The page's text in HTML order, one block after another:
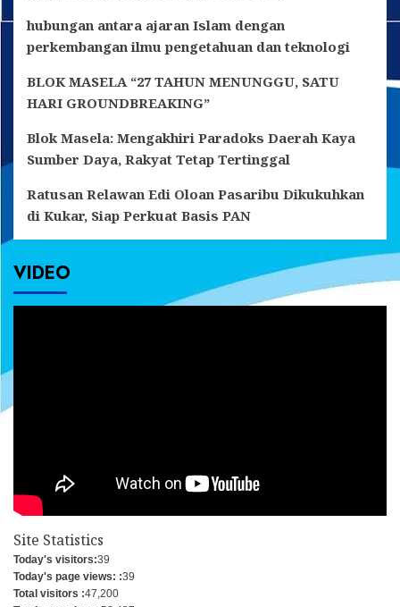
hubungan antara ajaran Islam dengan
perkembangan ilmu pengetahuan dan teknologi
BLOK MASELA “27 TAHUN MENUNGGU, SATU
HARI GROUNDBREAKING”
Blok Masela: Mengakhiri Paradoks Daerah Kaya
Sumber Daya, Rakyat Tetap Tertinggal
Ratusan Relawan Edi Oloan Pasaribu Dikukuhkan
di Kukar, Siap Perkuat Basis PAN
VIDEO
Site Statistics
Today's visitors:39
Today's page views: :39
Total visitors :47,200